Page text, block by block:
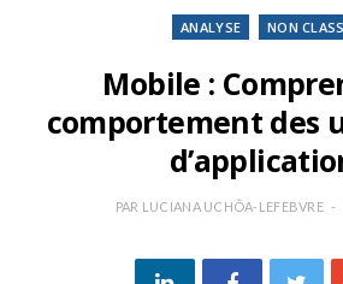
ANALYSE NON
Mobile :
comportement des
PAR LUCIANA UCHÔA-LEFEBVRE